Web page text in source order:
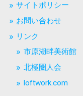
サイトポリシー
お問い合わせ
リンク
市原湖畔美術館
北極圏人会
loftwork.com